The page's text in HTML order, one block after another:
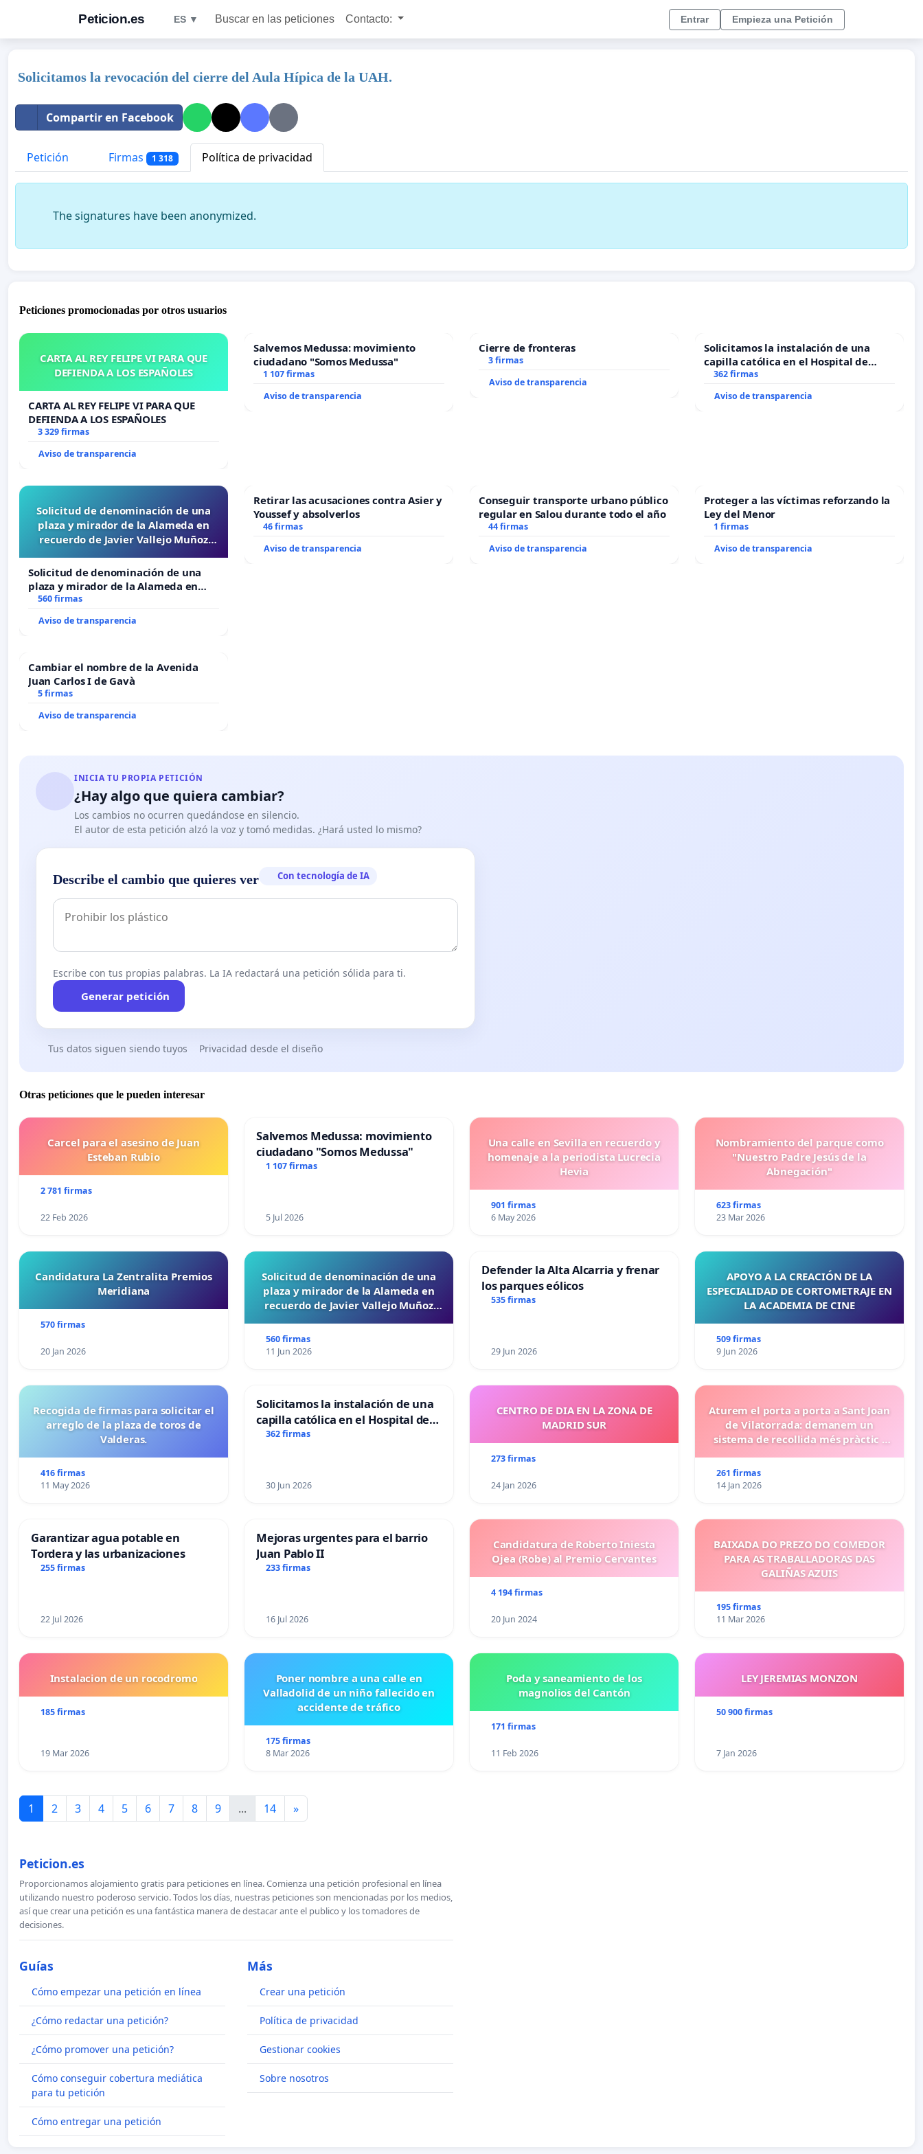
Peticion.es ES ▼ Buscar en las peticiones Contacto: Entrar Empieza una Petición
Solicitamos la revocación del cierre del Aula Hípica de la UAH.
Compartir en Facebook
Petición Firmas 1 318 Política de privacidad
The signatures have been anonymized.
Peticiones promocionadas por otros usuarios
CARTA AL REY FELIPE VI PARA QUE
DEFIENDA A LOS ESPAÑOLES
CARTA AL REY FELIPE VI PARA QUE
DEFIENDA A LOS ESPAÑOLES
3 329 firmas
Aviso de transparencia
Salvemos Medussa: movimiento
ciudadano "Somos Medussa"
1 107 firmas
Aviso de transparencia
Cierre de fronteras
3 firmas
Aviso de transparencia
Solicitamos la instalación de una
capilla católica en el Hospital de
Alcañiz
362 firmas
Aviso de transparencia
Solicitud de denominación de una
plaza y mirador de la Alameda en
recuerdo de Javier Vallejo Muñoz
Solicitud de denominación de una
plaza y mirador de la Alameda en
recuerdo de Javier Vallejo Muñoz
560 firmas
Aviso de transparencia
Retirar las acusaciones contra Asier y
Youssef y absolverlos
46 firmas
Aviso de transparencia
Conseguir transporte urbano público
regular en Salou durante todo el año
44 firmas
Aviso de transparencia
Proteger a las víctimas reforzando la
Ley del Menor
1 firmas
Aviso de transparencia
Cambiar el nombre de la Avenida
Juan Carlos I de Gavà
5 firmas
Aviso de transparencia
INICIA TU PROPIA PETICIÓN
¿Hay algo que quiera cambiar?
Los cambios no ocurren quedándose en silencio.
El autor de esta petición alzó la voz y tomó medidas. ¿Hará usted lo mismo?
Describe el cambio que quieres ver Con tecnología de IA
Escribe con tus propias palabras. La IA redactará una petición sólida para ti.
Generar petición
Tus datos siguen siendo tuyos Privacidad desde el diseño
Otras peticiones que le pueden interesar
Carcel para el asesino de Juan
Esteban Rubio
2 781 firmas
22 Feb 2026
Salvemos Medussa: movimiento
ciudadano "Somos Medussa"
1 107 firmas
5 Jul 2026
Una calle en Sevilla en recuerdo y
homenaje a la periodista Lucrecia
Hevia
901 firmas
6 May 2026
Nombramiento del parque como
"Nuestro Padre Jesús de la
Abnegación"
623 firmas
23 Mar 2026
Candidatura La Zentralita Premios
Meridiana
570 firmas
20 Jan 2026
Solicitud de denominación de una
plaza y mirador de la Alameda en
recuerdo de Javier Vallejo Muñoz
560 firmas
11 Jun 2026
Defender la Alta Alcarria y frenar
los parques eólicos
535 firmas
29 Jun 2026
APOYO A LA CREACIÓN DE LA
ESPECIALIDAD DE CORTOMETRAJE EN
LA ACADEMIA DE CINE
509 firmas
9 Jun 2026
Recogida de firmas para solicitar el
arreglo de la plaza de toros de
Valderas.
416 firmas
11 May 2026
Solicitamos la instalación de una
capilla católica en el Hospital de
Alcañiz
362 firmas
30 Jun 2026
CENTRO DE DIA EN LA ZONA DE
MADRID SUR
273 firmas
24 Jan 2026
Aturem el porta a porta a Sant Joan
de Vilatorrada: demanem un
sistema de recollida més pràctic i
261 firmas
14 Jan 2026
Garantizar agua potable en
Tordera y las urbanizaciones
255 firmas
22 Jul 2026
Mejoras urgentes para el barrio
Juan Pablo II
233 firmas
16 Jul 2026
Candidatura de Roberto Iniesta
Ojea (Robe) al Premio Cervantes
4 194 firmas
20 Jun 2024
BAIXADA DO PREZO DO COMEDOR
PARA AS TRABALLADORAS DAS
GALIÑAS AZUIS
195 firmas
11 Mar 2026
Instalacion de un rocodromo
185 firmas
19 Mar 2026
Poner nombre a una calle en
Valladolid de un niño fallecido en
accidente de tráfico
175 firmas
8 Mar 2026
Poda y saneamiento de los
magnolios del Cantón
171 firmas
11 Feb 2026
LEY JEREMIAS MONZON
50 900 firmas
7 Jan 2026
1 2 3 4 5 6 7 8 9 ... 14 »
Peticion.es
Proporcionamos alojamiento gratis para peticiones en línea. Comienza una petición profesional en línea
utilizando nuestro poderoso servicio. Todos los días, nuestras peticiones son mencionadas por los medios,
así que crear una petición es una fantástica manera de destacar ante el publico y los tomadores de
decisiones.
Guías
Cómo empezar una petición en línea
¿Cómo redactar una petición?
¿Cómo promover una petición?
Cómo conseguir cobertura mediática
para tu petición
Cómo entregar una petición
Más
Crear una petición
Política de privacidad
Gestionar cookies
Sobre nosotros